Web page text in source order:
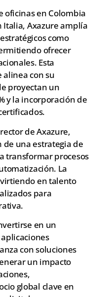
oficinas en Colombia
Italia, Axazure amplía
como
ofrecer
Esta
con su
proyectan un
y la incorporación de
de Axazure,
una estrategia de
transformar procesos
La
en talento
para
en un
con soluciones
un impacto
global clave en